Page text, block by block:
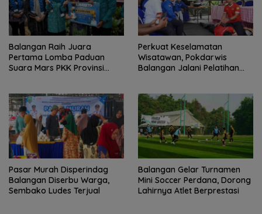
Balangan Raih Juara
Pertama Lomba Paduan
Suara Mars PKK Provinsi
Perkuat Keselamatan
Wisatawan, Pokdarwis
Balangan Jalani Pelatihan
Pasar Murah Disperindag
Balangan Diserbu Warga,
Sembako Ludes Terjual
Balangan Gelar Turnamen
Mini Soccer Perdana, Dorong
Lahirnya Atlet Berprestasi